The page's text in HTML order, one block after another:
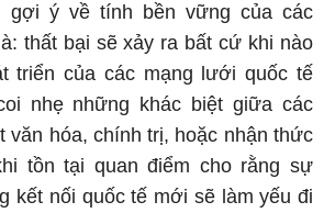
gợi ý về tính bền vững của các
thất bại sẽ xảy ra bất cứ khi nào
triển của các mạng lưới quốc tế
nhẹ những khác biệt giữa các
văn hóa, chính trị, hoặc nhận thức
tồn tại quan điểm cho rằng sự
kết nối quốc tế mới sẽ làm yếu đi